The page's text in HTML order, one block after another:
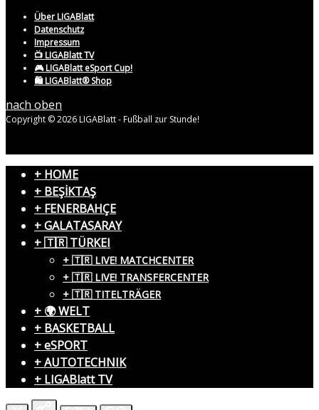
Über LIGABlatt
Datenschutz
Impressum
📺 LIGABlatt TV
🎮 LIGABlatt eSport Cup!
🛍️ LIGABlatt® Shop
nach oben
Copyright © 2026 LIGABlatt - Fußball zur Stunde!
+ HOME
+ BEŞİKTAŞ
+ FENERBAHÇE
+ GALATASARAY
+ 🇹🇷 TÜRKEI
+ 🇹🇷 LIVE! MATCHCENTER
+ 🇹🇷 LIVE! TRANSFERCENTER
+ 🇹🇷 TITELTRÄGER
+ 🌍 WELT
+ BASKETBALL
+ eSPORT
+ AUTOTECHNIK
+ LIGABlatt TV